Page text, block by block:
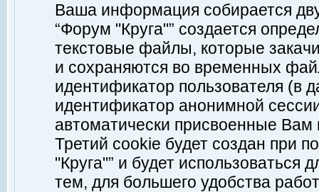
Ваша информация собирается
“Форум "Круга"” создается
текстовые файлы, которые
и сохраняются во временных
идентификатор пользователя (в
идентификатор анонимной
автоматически присвоенные
Третий cookie будет создан при
"Круга"” и будет
тем, для большего удобства